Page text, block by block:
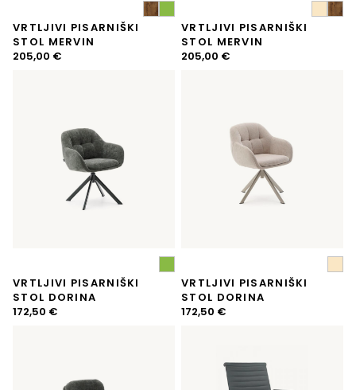
VRTLJIVI PISARNIŠKI
STOL MERVIN
205,00 €
VRTLJIVI PISARNIŠKI
STOL MERVIN
205,00 €
VRTLJIVI PISARNIŠKI
STOL DORINA
172,50 €
VRTLJIVI PISARNIŠKI
STOL DORINA
172,50 €